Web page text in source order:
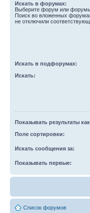
Искать в форумах:
Выберите форум или
Поиск во вложенных
не отключили
Искать в подфорумах:
Искать:
Показывать результаты
Поле сортировки:
Искать сообщения за:
Показывать первые:
Список форумов